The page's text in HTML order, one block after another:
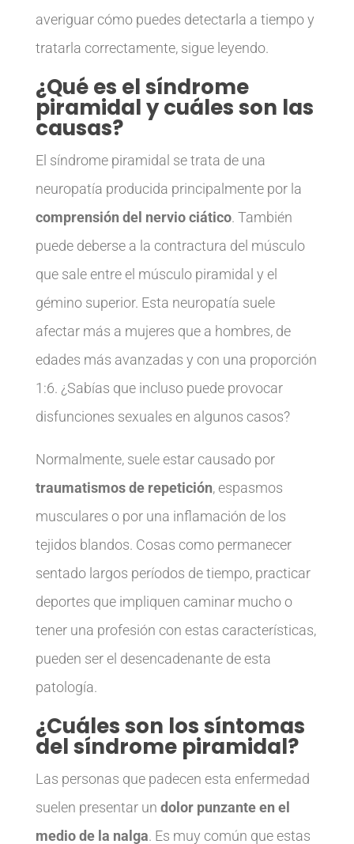
averiguar cómo puedes detectarla a tiempo y
tratarla correctamente, sigue leyendo.
¿Qué es el síndrome
piramidal y cuáles son las
causas?
El síndrome piramidal se trata de una
neuropatía producida principalmente por la
comprensión del nervio ciático. También
puede deberse a la contractura del músculo
que sale entre el músculo piramidal y el
gémino superior. Esta neuropatía suele
afectar más a mujeres que a hombres, de
edades más avanzadas y con una proporción
1:6. ¿Sabías que incluso puede provocar
disfunciones sexuales en algunos casos?
Normalmente, suele estar causado por
traumatismos de repetición, espasmos
musculares o por una inflamación de los
tejidos blandos. Cosas como permanecer
sentado largos períodos de tiempo, practicar
deportes que impliquen caminar mucho o
tener una profesión con estas características,
pueden ser el desencadenante de esta
patología.
¿Cuáles son los síntomas
del síndrome piramidal?
Las personas que padecen esta enfermedad
suelen presentar un dolor punzante en el
medio de la nalga. Es muy común que estas